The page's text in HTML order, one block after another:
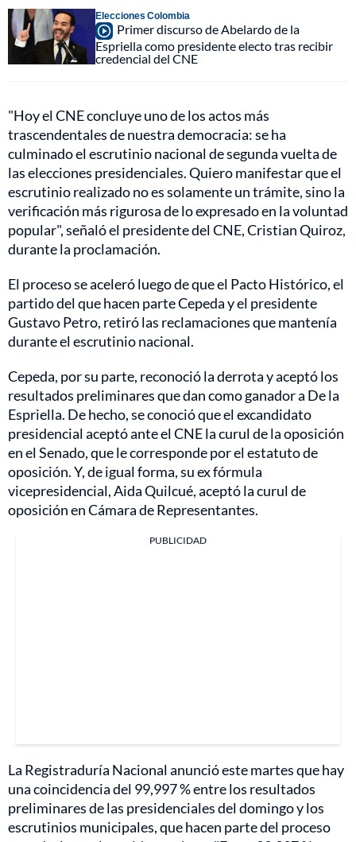
Elecciones Colombia
Primer discurso de Abelardo de la
Espriella como presidente electo tras recibir
credencial del CNE
"Hoy el CNE concluye uno de los actos más
trascendentales de nuestra democracia: se ha
culminado el escrutinio nacional de segunda vuelta de
las elecciones presidenciales. Quiero manifestar que el
escrutinio realizado no es solamente un trámite, sino la
verificación más rigurosa de lo expresado en la voluntad
popular", señaló el presidente del CNE, Cristian Quiroz,
durante la proclamación.
El proceso se aceleró luego de que el Pacto Histórico, el
partido del que hacen parte Cepeda y el presidente
Gustavo Petro, retiró las reclamaciones que mantenía
durante el escrutinio nacional.
Cepeda, por su parte, reconoció la derrota y aceptó los
resultados preliminares que dan como ganador a De la
Espriella. De hecho, se conoció que el excandidato
presidencial aceptó ante el CNE la curul de la oposición
en el Senado, que le corresponde por el estatuto de
oposición. Y, de igual forma, su ex fórmula
vicepresidencial, Aida Quilcué, aceptó la curul de
oposición en Cámara de Representantes.
PUBLICIDAD
La Registraduría Nacional anunció este martes que hay
una coincidencia del 99,997 % entre los resultados
preliminares de las presidenciales del domingo y los
escrutinios municipales, que hacen parte del proceso